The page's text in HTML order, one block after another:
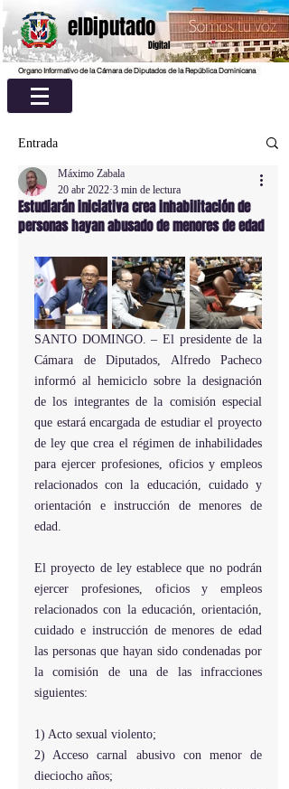
elDiputado
Digital
Organo Informativo de la Cámara de Diputados de la República Dominicana
Entrada
Estudiarán iniciativa crea inhabilitación de
personas hayan abusado de menores de edad
Máximo Zabala
20 abr 2022 3 min de lectura
SANTO DOMINGO. – El presidente de la
Cámara de Diputados, Alfredo Pacheco
informó al hemiciclo sobre la designación
de los integrantes de la comisión especial
que estará encargada de estudiar el proyecto
de ley que crea el régimen de inhabilidades
para ejercer profesiones, oficios y empleos
relacionados con la educación, cuidado y
orientación e instrucción de menores de
edad.
El proyecto de ley establece que no podrán
ejercer profesiones, oficios y empleos
relacionados con la educación, orientación,
cuidado e instrucción de menores de edad
las personas que hayan sido condenadas por
la comisión de una de las infracciones
siguientes:
1) Acto sexual violento;
2) Acceso carnal abusivo con menor de
dieciocho años;